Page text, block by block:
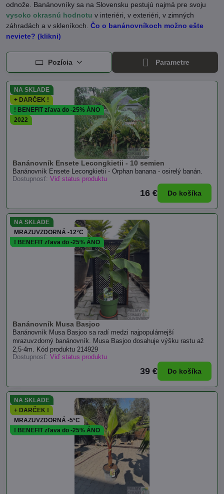
odnože. Banánovníky sa na Slovensku pestujú najmä pre svoju
vysoko okrasnú hodnotu v interiéri, v exteriéri, v zimných
záhradách a v skleníkoch. Čo o banánovníkoch možno ešte
neviete? (klikni)
Pozícia Parametre
Banánovník Ensete Lecongkietii - 10 semien
NA SKLADE
+ DARČEK !
! BENEFIT zľava do -25% ÁNO
2022
Banánovník Ensete Lecongkietii - Orphan banana - osirelý banán.
Dostupnosť: Viď status produktu
16 € Do košíka
Banánovník Musa Basjoo
NA SKLADE
MRAZUVZDORNÁ -12°C
! BENEFIT zľava do -25% ÁNO
Banánovník Musa Basjoo sa radí medzi najpopulárnejší
mrazuvzdorný banánovník. Musa Basjoo dosahuje výšku rastu až
2,5-4m. Kód produktu 214929
Dostupnosť: Viď status produktu
39 € Do košíka
NA SKLADE
+ DARČEK !
MRAZUVZDORNÁ -5°C
! BENEFIT zľava do -25% ÁNO